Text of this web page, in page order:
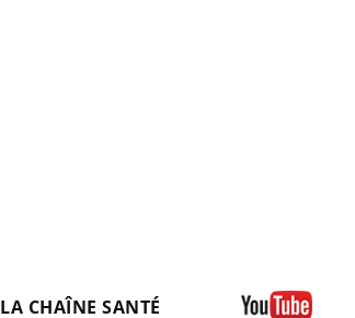
LA CHAÎNE SANTÉ